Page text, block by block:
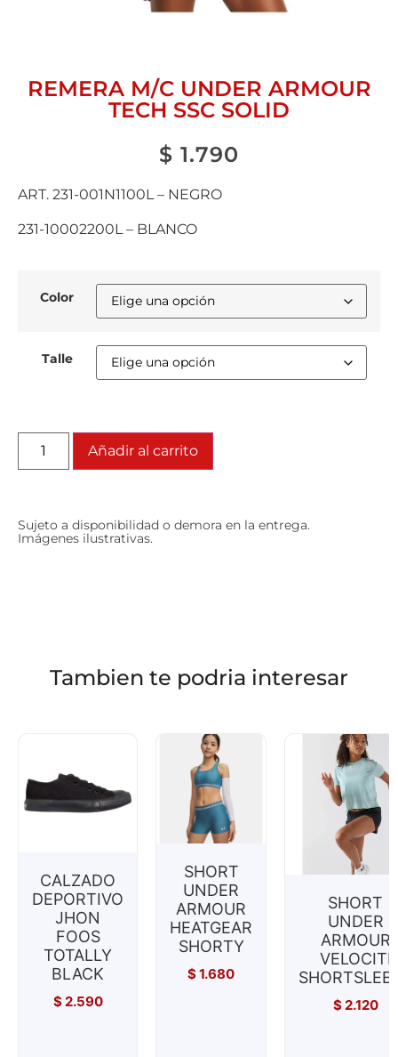
REMERA M/C UNDER ARMOUR
TECH SSC SOLID
$ 1.790
ART. 231-001N1100L – NEGRO
231-10002200L – BLANCO
Color
Talle
Añadir al carrito
Sujeto a disponibilidad o demora en la entrega.
Imágenes ilustrativas.
Tambien te podria interesar
CALZADO
DEPORTIVO
JHON
FOOS
TOTALLY
BLACK
$2.590
SHORT
UNDER
ARMOUR
HEATGEAR
SHORTY
$1.680
SHORT
UNDER
ARMOUR
VELOCITI
$2.120